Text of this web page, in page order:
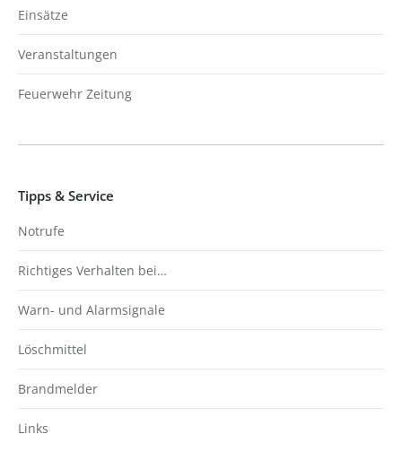
Einsätze
Veranstaltungen
Feuerwehr Zeitung
Tipps & Service
Notrufe
Richtiges Verhalten bei…
Warn- und Alarmsignale
Löschmittel
Brandmelder
Links